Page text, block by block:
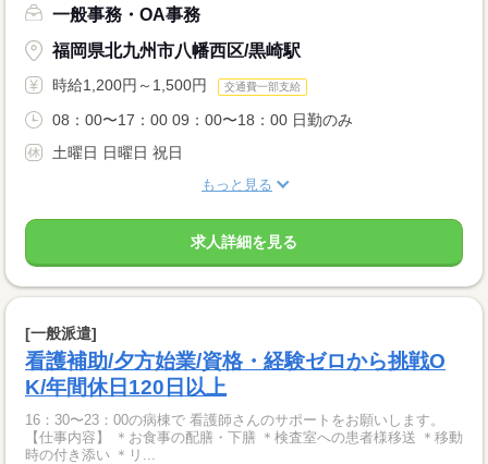
一般事務・OA事務
福岡県北九州市八幡西区/黒崎駅
時給1,200円～1,500円 交通費一部支給
08：00〜17：00 09：00〜18：00 日勤のみ
土曜日 日曜日 祝日
もっと見る
求人詳細を見る
[一般派遣]
看護補助/夕方始業/資格・経験ゼロから挑戦O
K/年間休日120日以上
16：30〜23：00の病棟で 看護師さんのサポートをお願いします。
【仕事内容】 ＊お食事の配膳・下膳 ＊検査室への患者様移送 ＊移動
時の付き添い ＊リ...